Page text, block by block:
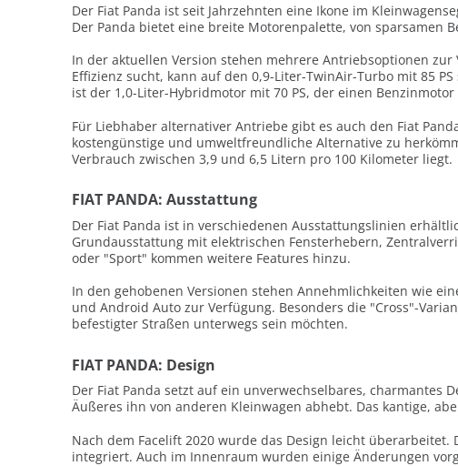
Der Fiat Panda ist seit Jahrzehnten eine Ikone im
Der Panda bietet eine breite Motorenpalette, von sparsamen
In der aktuellen Version stehen mehrere Antriebsoptionen
Effizienz sucht, kann auf den 0,9-Liter-TwinAir-Turbo mit 85
ist der 1,0-Liter-Hybridmotor mit 70 PS, der einen
Für Liebhaber alternativer Antriebe gibt es auch den Fiat
kostengünstige und umweltfreundliche Alternative zu
Verbrauch zwischen 3,9 und 6,5 Litern pro 100 Kilometer liegt.
FIAT PANDA: Ausstattung
Der Fiat Panda ist in verschiedenen Ausstattungslinien
Grundausstattung mit elektrischen Fensterhebern,
oder "Sport" kommen weitere Features hinzu.
In den gehobenen Versionen stehen Annehmlichkeiten wie
und Android Auto zur Verfügung. Besonders die "Cross"-
befestigter Straßen unterwegs sein möchten.
FIAT PANDA: Design
Der Fiat Panda setzt auf ein unverwechselbares, charmantes
Äußeres ihn von anderen Kleinwagen abhebt. Das kantige,
Nach dem Facelift 2020 wurde das Design leicht
integriert. Auch im Innenraum wurden einige Änderungen